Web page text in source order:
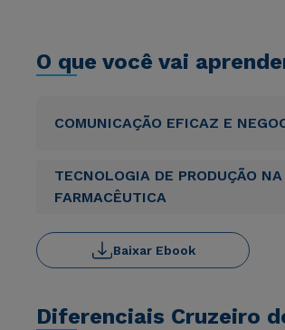
O que você vai
COMUNICAÇÃO EFICAZ E
TECNOLOGIA DE PRODUÇÃO
FARMACÊUTICA
Baixar Ebook
Diferenciais Cruzeiro